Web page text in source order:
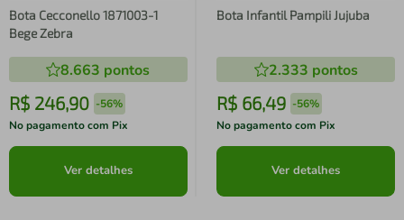
Bota Cecconello 1871003-1
Bege Zebra
8.663 pontos
R$ 246,90 -56%
No pagamento com Pix
Ver detalhes
Bota Infantil Pampili Jujuba
2.333 pontos
R$ 66,49 -56%
No pagamento com Pix
Ver detalhes